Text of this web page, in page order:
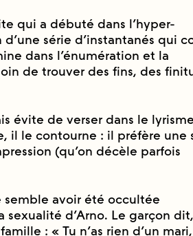
qui a débuté dans l’hyper-
d’une série d’instantanés qui
dans l’énumération et la
de trouver des fins, des
évite de verser dans le
il le contourne : il préfère une
(qu’on décèle parfois
avoir été occultée
d’Arno. Le garçon
: « Tu n’as rien d’un mari,